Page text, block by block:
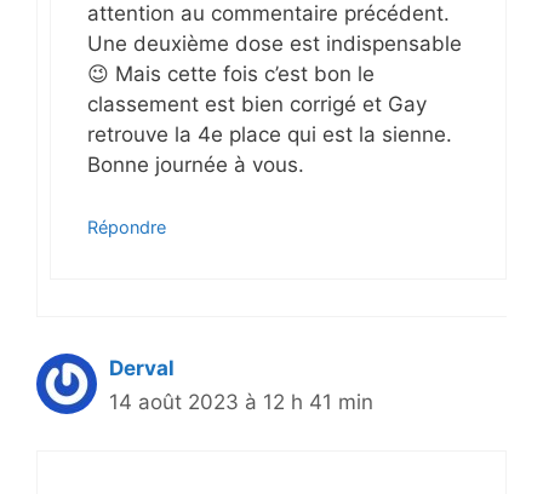
attention au commentaire précédent.
Une deuxième dose est indispensable
😉 Mais cette fois c’est bon le
classement est bien corrigé et Gay
retrouve la 4e place qui est la sienne.
Bonne journée à vous.
Répondre
Derval
14 août 2023 à 12 h 41 min